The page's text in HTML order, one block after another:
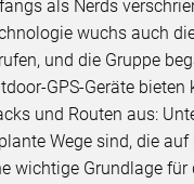
als Nerds
wuchs auch
und die Gruppe
GPS-Geräte
und Routen aus:
Wege sind, die
wichtige Grundlage für